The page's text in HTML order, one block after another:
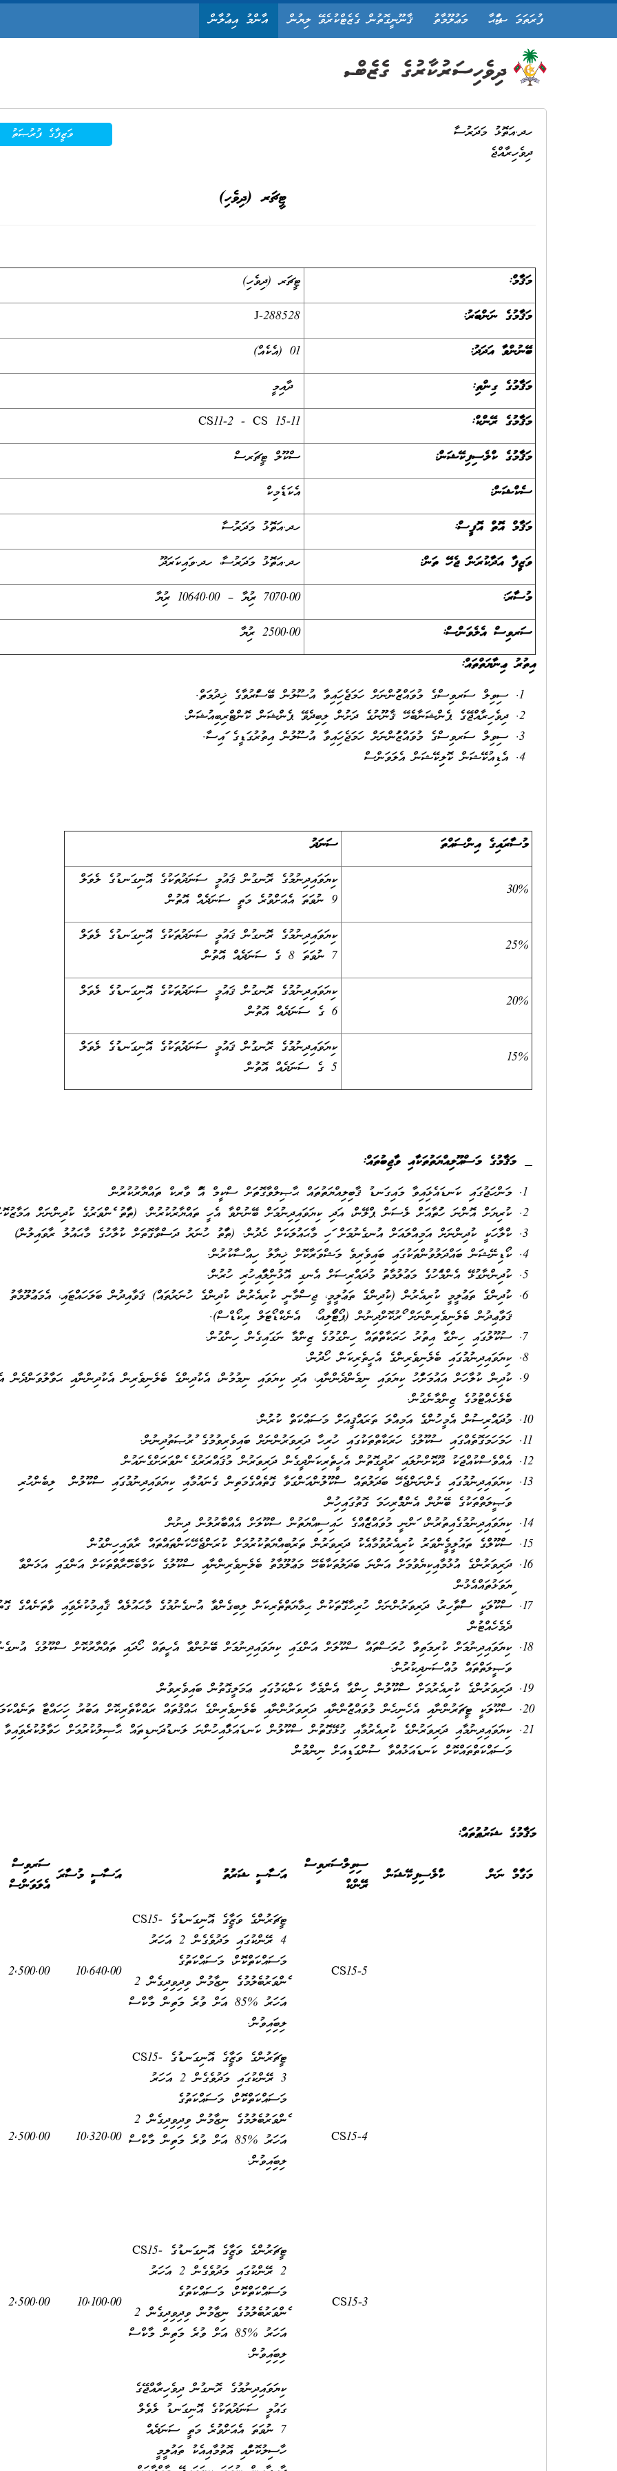
ފުރަތަމަ ޞަފްޙާ މަޢުލޫމާތު ޤާނޫނީގޮތުން ގެޒެޓްކުރެވޭ ލިޔުން އާންމު އިޢުލާން
ވަޒީފާގެ ފުރުޞަތު
ހދ.އަތޮޅު މަދަރުސާ
ދިވެހިރާއްޖެ
ޓީޗަރ (ދިވެހި)
މަޤާމް:
ޓީޗަރ (ދިވެހި)
މަޤާމުގެ ނަންބަރު:
J-288528
ބޭނުންވާ އަދަދު:
01 (އެކެއް)
މަޤާމުގެ ގިންތި:
ދާއިމީ
މަޤާމުގެ ރޭންކް:
CS11-2 - CS 15-11
މަޤާމުގެ ކްލެސިފިކޭޝަން:
ސްކޫލް ޓީޗަރސް
ސެކްޝަން:
އެކަޑެމިކް
މަޤާމް އޮތް އޮފީސް:
ހދ.އަތޮޅު މަދަރުސާ
ވަޒީފާ އަދާކުރަން ޖެހޭ ތަން:
ހދ.އަތޮޅު މަދަރުސާ، ހދ.ވައިކަރަދޫ
މުސާރަ:
7070.00 ރުފިޔާ – 10640.00 ރުފިޔާ
ސަރވިސް އެލެވަންސް:
2500.00 ރުފިޔާ
އިތުރު ޢިނާޔަތްތައް:
ސިވިލް ސަރވިސްގެ މުވައްޒަފުންނަށް ހަމަޖެހިފައިވާ އުސޫލުން ބޭސްފަރުވާގެ ޚިދުމަތް.
ދިވެހިރާއްޖޭގެ ޕެންޝަނާބެހޭ ޤާނޫނުގެ ދަށުން ލިބިދެވޭ ޕެންޝަން ކޮންޓްރިބިއުޝަން.
ސިވިލް ސަރވިސްގެ މުވައްޒަފުންނަށް ހަމަޖެހިފައިވާ އުސޫލުން އިތުރުގަޑީގެ ފައިސާ.
އެޑިއުކޭޝަން ކޮލިފިކޭޝަން އެލަވަންސް
މުސާރައިގެ އިންސައްތަ ސަނަދު
30%
ކިޔަވައިދިނުމުގެ ރޮނގުން ޤައުމީ ސަނަދުތަކުގެ އޮނިގަނޑުގެ ލެވަލް
9 ނުވަތަ އެއަށްވުރެ މަތީ ސަނަދެއް އޮތުން
25%
ކިޔަވައިދިނުމުގެ ރޮނގުން ޤައުމީ ސަނަދުތަކުގެ އޮނިގަނޑުގެ ލެވަލް
7 ނުވަތަ 8 ގެ ސަނަދެއް އޮތުން
20%
ކިޔަވައިދިނުމުގެ ރޮނގުން ޤައުމީ ސަނަދުތަކުގެ އޮނިގަނޑުގެ ލެވަލް
6 ގެ ސަނަދެއް އޮތުން
15%
ކިޔަވައިދިނުމުގެ ރޮނގުން ޤައުމީ ސަނަދުތަކުގެ އޮނިގަނޑުގެ ލެވަލް
5 ގެ ސަނަދެއް އޮތުން
މަޤާމުގެ މަސްއޫލިއްޔަތުތަކާއި ވާޖިބުތައް:
މަންހަޖުގައި ކަނޑައެޅިފައިވާ މައިގަނޑު ޤާބިލިއްޔަތުތައް ޙާޞިލްވާގޮތަށް ސްކީމް އޮފް ވާރކް ތައްޔާރުކުރުން
ކުރިޔަށް އޮންނަ ހަފުތާއަށް ލެސަން ޕްލޭން، އަދި ކިޔަވައިދިނުމަށް ބޭނުންވާ އެހީ ތައްޔާރުކުރުން. (ތަފާތު ފެންވަރުގެ ކުދިންނަށް
ކްލާހަކީ ކުދިންނަށް އަމިއްލައަށް އުނގެނުމަށް ފަހި މާޙައުލަކަށް ހެދުން. (ތަފާތު ހުނަރު ދަސްވާގޮތަށް ކުލާހުގެ މާޙައުލު ރާވައިލުން)
ކޯޑިނޭޝަން ބައްދަލުވުންތަކުގައި ބައިވެރިވެ މަޝްވަރާކޮށް ޚިޔާލު ހިއްސާކުރުން.
ކުދިންނާގުޅޭ އެންމެފަހުގެ މަޢުލުމާތު މުދައްރިސަށް އެނގި އޮޅުންފިލާފައިހުރި ހުރުން.
ކުދިންގެ ތަޢުލީމީ ކުރިއެރުން (ކުދިންގެ ތަޢުލީމީ، ޖިސްމާނީ ކުރިއެރުން، ކުދިންގެ ހުނަރުތައް) ޤަވާއިދުން ބަލަހައްޓައި، އެމަޢުލޫމާތު
ޤަވާޢިދުން ބެލެނިވެރިންނަށް ފޯރުކޮށްދިނުން (ޕޯޓްފޯލިއޯ، އެނެކްޑޯޓަލް ރިކޯޑްސް).
ސުކޫލުގައި ހިންގާ އިތުރު ހަރަކާތްތައް ހިންގުމުގެ ޒިންމާ ނަގައިގެން ހިންގުން.
ކިޔަވައިދިނުމުގައި ބެލެނިވެރިންގެ އެހީތެރިކަން ހޯދުން.
ކުދިން ކުލާހަށް އައުމަށްފަހު ކިޔަވައި ނިމެންދެންނާއި، އަދި ކިޔަވައި ނިމުމުން، އެކުދިންގެ ބެލެނިވެރިން އެކުދިންނާއި ޙަވާލުވަންދެން
ބެލެހެއްޓުމުގެ ޒިންމާނެގުން.
މުދައްރިސުން އެމީހުންގެ އަމިއްލަ ތަރައްޤީއަށް މަސައްކަތް ކުރުން.
ހަމަހަމަގޮތެއްގައި ސުކޫލުގެ ހަރަކާތްތަކުގައި ހުރިހާ ދަރިވަރުންނަށް ބައިވެރިވުމުގެ ފުރުޞަތުދިނުން.
އެއްވެސްކުއްޖަކު ދޫކޮށްނުލައި ފަރުދީގޮތުން އެހީތެރިކަންދީގެން ދަރިވަރުން މުޤައްރަރުގެ ފެންވަރަށްގެނައުން
ކިޔަވައިދިނުމުގައި ގެންނަންޖެހޭ ބަދަލުތައް ސްކޫލުންއަންގަވާ ގޮތެއްގެމަތިން ގެނައުމާއި ކިޔަވައިދިނުމުގައި ސްކޫލުން ލިބެންހުރި
ވަޞީލަތްތަކުގެ ބޭނުން އެންމެފުރިހަމަ ގޮތުގައިހިފުން
ކިޔަވައިދިނުމުގެއިތުރުން، ފަންނީ މުވައްޒަފެއްގެ ހައިސިއްޔަތުން ސްކޫލަށް އެއްބާރުލުން ދިނުން
ސްކޫލްގެ ތައުލީމީފެންވަރު ކުރިއެރުވުމާއެކު ދަރިވަރުން ތަރުބިއްޔަތުކުރުމަށް ކުރަންޖެހޭކަންތައްތައް ރާވައިހިންގުން
ދަރިވަރުންގެ އުޅުމާއިކިޔެވުމަށް އަންނަ ބަދަލުތަކާބެހޭ މަޢުލޫމާތު ބެލެނިވެރިންނާއި ސްކޫލުގެ ކަމާބެހޭފަރާތްތަކަށް އަންގައި އަޅަންވާ
ފިޔަވަޅުތައްއެޅުން
ސްކޫލަކީ ސާފުތާހިރު، ދަރިވަރުންނަށް ހުރިހާގޮތަކުން ޙިމާޔަތްތެރިކަން ލިބިގެންވާ އުނގެނުމުގެ މާޙައުލެއް ޤާއިމުކުރެވިފައި ވާތަނެއްގެ
ދެމެހެއްޓުން
ކިޔަވައިދިނުމަށް ކުރިމަތިވާ ހުރަސްތައް ސްކޫލަށް އަންގައި ކިޔަވައިދިނުމަށް ބޭނުންވާ އެހީތައް ހޯދައި ތައްޔާރުކޮށް ސްކޫލުގެ
ވަޞީލަތްތައް މުއްސަނދިކުރުން.
ދަރިވަރުންގެ ކުރިއެރުމަށް ސްކޫލުން ހިންގާ އެންމެހާ ކަންކަމުގައި ޢަމަލީގޮތުން ބައިވެރިވުން
ސްކޫލަކީ ޓީޗަރުންނާއި އެހެނިހެން މުވައްޒަފުންނާއި ދަރިވަރުންނާއި ބެލެނިވެރިންގެ ޙައްޤުތައް ރައްކާތެރިކޮށް އަބުރު ހިފަހައްޓާ
ކިޔަވައިދިނުމާއި ދަރިވަރުންގެ ކުރިއެރުމާއި ގުޅޭގޮތުން ސްކޫލުން ކަނޑައަޅާފައިހުންނަ ލަނޑުދަނޑިތައް ޙާޞިލުކުރުމަށް ހަވާލުކުރެވިފައިވާ
މަސައްކަތްތައްކޮށް ކަނޑައަޅުއްވާ ސުންގަޑިއަށް ނިންމުން
މަޤާމުގެ ޝަރުޠުތައް:
މަގާމް ނަން ކްލެސިފިކޭޝަން
ސިވިލްސަރވިސް
ރޭންކް
އަސާސީ ޝަރުތު އަސާސީ މުސާރަ
ސަރވިސް
އެލަވަންސް
CS15-5
ޓީޗަރުންގެ ވަޒީފާގެ އޮނިގަނޑުގެ CS15-
4 ރޭންކުގައި މަދުވެގެން 2 އަހަރު
މަސައްކަތްކޮށް، މަސައްކަތުގެ
ފެންވަރުބެލުމުގެ ނިޒާމުން ވިދިވިދިގެން 2
އަހަރު %85 އަށް ވުރެ މަތިން މާކްސް
ލިބިފައިވުން.
10,640.00
2,500.00
CS15-4
ޓީޗަރުންގެ ވަޒީފާގެ އޮނިގަނޑުގެ CS15-
3 ރޭންކުގައި މަދުވެގެން 2 އަހަރު
މަސައްކަތްކޮށް، މަސައްކަތުގެ
ފެންވަރުބެލުމުގެ ނިޒާމުން ވިދިވިދިގެން 2
އަހަރު %85 އަށް ވުރެ މަތިން މާކްސް
ލިބިފައިވުން.
10,320.00
2,500.00
CS15-3
ޓީޗަރުންގެ ވަޒީފާގެ އޮނިގަނޑުގެ CS15-
2 ރޭންކުގައި މަދުވެގެން 2 އަހަރު
މަސައްކަތްކޮށް، މަސައްކަތުގެ
ފެންވަރުބެލުމުގެ ނިޒާމުން ވިދިވިދިގެން 2
އަހަރު %85 އަށް ވުރެ މަތިން މާކްސް
ލިބިފައިވުން.
10,100.00
2,500.00
ކިޔަވައިދިނުމުގެ ރޮނގުން ދިވެހިރާއްޖޭގެ
ގައުމީ ސަނަދުތަކުގެ އޮނިގަނޑު ލެވެލް
7 ނުވަތަ އެއަށްވުރެ މަތީ ސަނަދެއް
ހާސިލުކޮށްފައި އޮތުމާއިއެކު ތައުލީމީ